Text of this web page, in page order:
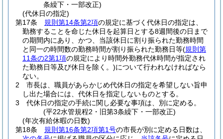
条繰下・一部改正)
(代休日の指定)
第17条
規則第14条第2項の規定に基づく代休日の指定は、
勤務することを命じた休日を起算日とする8週間後の日まで
の期間内にあり、かつ、当該休日に割り振られた勤務時間
と同一の時間数の勤務時間が割り振られた勤務日等(規則第
11条の2第1項の規定により時間外勤務代休時間が指定され
た勤務日等及び休日を除く。)について行われなければなら
ない。
2
市長は、職員があらかじめ代休日の指定を希望しない旨申
し出た場合には、代休日を指定しないものとする。
3
代休日の指定の手続に関し必要な事項は、別に定める。
(平22水管規程2・旧第3条繰下・一部改正)
(年次有給休暇の日数)
第18条
規則第16条第2項第1号の市長が別に定める日数は、